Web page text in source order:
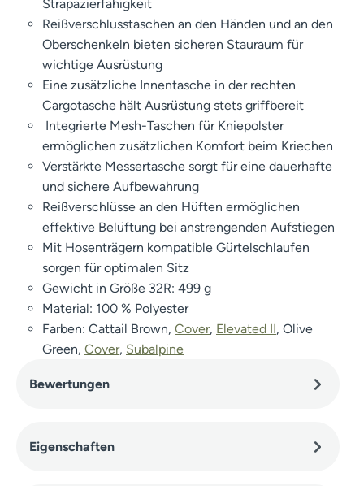
Strapazierfähigkeit
Reißverschlusstaschen an den Händen und an den
Oberschenkeln bieten sicheren Stauraum für
wichtige Ausrüstung
Eine zusätzliche Innentasche in der rechten
Cargotasche hält Ausrüstung stets griffbereit
Integrierte Mesh-Taschen für Kniepolster
ermöglichen zusätzlichen Komfort beim Kriechen
Verstärkte Messertasche sorgt für eine dauerhafte
und sichere Aufbewahrung
Reißverschlüsse an den Hüften ermöglichen
effektive Belüftung bei anstrengenden Aufstiegen
Mit Hosenträgern kompatible Gürtelschlaufen
sorgen für optimalen Sitz
Gewicht in Größe 32R: 499 g
Material: 100 % Polyester
Farben: Cattail Brown, Cover, Elevated II, Olive
Green, Cover, Subalpine
Bewertungen
Eigenschaften